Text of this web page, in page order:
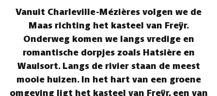
Vanuit Charleville-Mézières volgen we de
Maas richting het kasteel van Freÿr.
Onderweg komen we langs vredige en
romantische dorpjes zoals Hatsière en
Waulsort. Langs de rivier staan de meest
mooie huizen. In het hart van een groene
omgeving ligt het kasteel van Freÿr, een van